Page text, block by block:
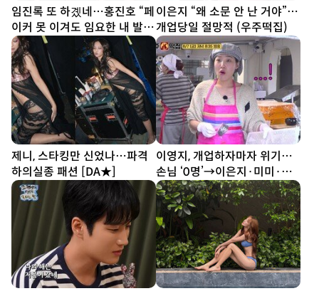
임진록 또 하곘네…홍진호 “페
이커 못 이겨도 임요한 내 발
밑” (아형)
이은지 “왜 소문 안 난 거야”…
개업당일 절망적 (우주떡집)
제니, 스타킹만 신었나…파격
하의실종 패션 [DA★]
이영지, 개업하자마자 위기…
손님 ‘0명’→이은지·미미·안
유진 ‘노조 결성’ (우주떡집)